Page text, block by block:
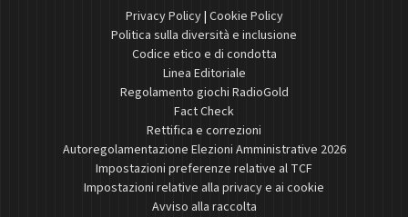
Privacy Policy| Cookie Policy
Politica sulla diversità e inclusione
Codice etico e di condotta
Linea Editoriale
Regolamento giochi RadioGold
Fact Check
Rettifica e correzioni
Autoregolamentazione Elezioni Amministrative 2026
Impostazioni preferenze relative al TCF
Impostazioni relative alla privacy e ai cookie
Avviso alla raccolta